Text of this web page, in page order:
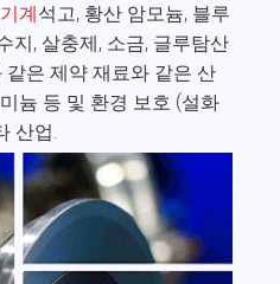
계석고, 황산 암모늄, 블루
지, 살충제, 소금, 글루탐산
같은 제약 재료와 같은 산
늄 등 및 환경 보호 (설화
산업.